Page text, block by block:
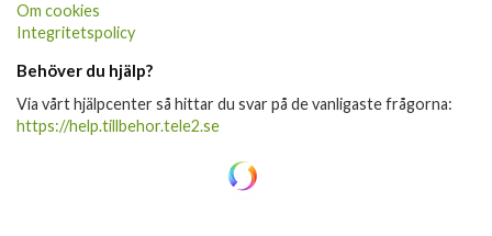
Om cookies
Integritetspolicy
Behöver du hjälp?
Via vårt hjälpcenter så hittar du svar på de vanligaste frågorna:
https://help.tillbehor.tele2.se